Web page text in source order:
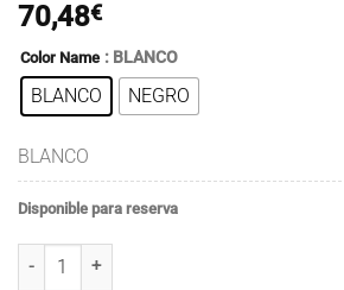
70,48€
Color Name : BLANCO
BLANCO NEGRO
BLANCO
Disponible para reserva
Taza Calentamiento para Vehículo de